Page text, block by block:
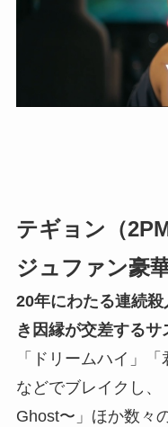
テギョン（
ジュファン豪
20年にわたる連続
き因縁が交差するサ
「ドリームハイ」
などでブレイクし
Ghost〜」ほか数々